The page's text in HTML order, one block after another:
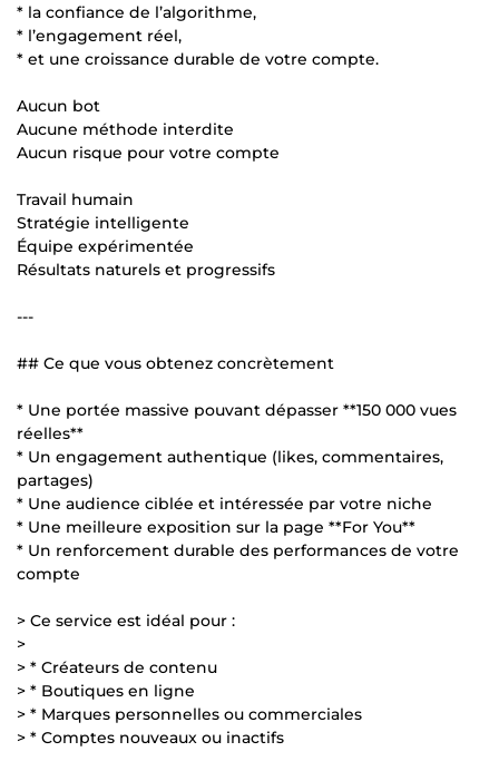
* la confiance de l’algorithme,
* l’engagement réel,
* et une croissance durable de votre compte.
Aucun bot
Aucune méthode interdite
Aucun risque pour votre compte
Travail humain
Stratégie intelligente
Équipe expérimentée
Résultats naturels et progressifs
---
## Ce que vous obtenez concrètement
* Une portée massive pouvant dépasser **150 000 vues
réelles**
* Un engagement authentique (likes, commentaires,
partages)
* Une audience ciblée et intéressée par votre niche
* Une meilleure exposition sur la page **For You**
* Un renforcement durable des performances de votre
compte
> Ce service est idéal pour :
>
> * Créateurs de contenu
> * Boutiques en ligne
> * Marques personnelles ou commerciales
> * Comptes nouveaux ou inactifs